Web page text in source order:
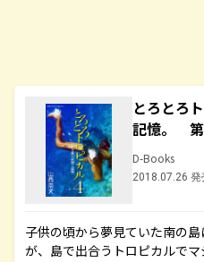
とろとろ
記憶。
D-Books
2018.07.26 発
子供の頃から夢見ていた南の
が、島で出合うトロピカルで